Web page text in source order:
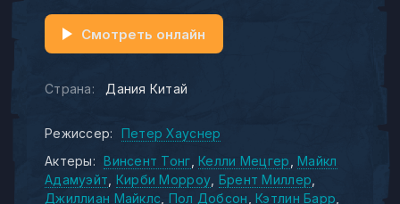
Страна: Дания Китай
Смотреть онлайн
Режиссер:
Петер Хауснер
Актеры:
Винсент Тонг Келли Мецгер Майкл
Адамуэйт Кирби Морроу Брент Миллер
Джиллиан Майклс Пол Добсон Кэтлин Барр